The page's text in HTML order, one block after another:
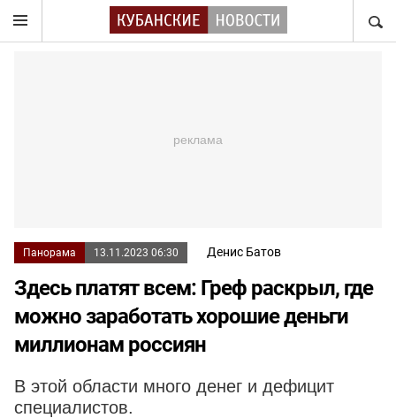
Панорама 13.11.2023 06:30 Денис Батов
Здесь платят всем: Греф раскрыл, где
можно заработать хорошие деньги
миллионам россиян
В этой области много денег и дефицит
специалистов.